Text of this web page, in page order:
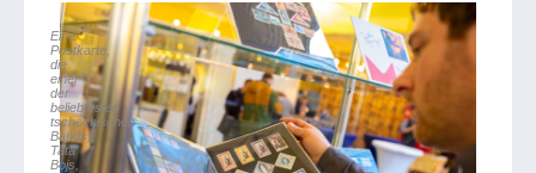
Eine
Postkarte,
die
einer
der
beliebtesten
tschechischen
Bands,
Tata
Bojs,